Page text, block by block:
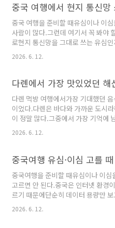
이파이로는구글, 유튜브 같은 해외
은무조건 가격보다해외 앱 사용 가능
저 봐야 한다.중국여행 유심·이심 고
국여행용 유심이나 이심을 고를 때는
있는지 확인하는 게 좋다.카카오톡 가
가능반대로“중국 데이터 가능”이라
고구글·유튜브 가능 여부가 안 적..
중국 여행을 준비할 때유심이나 이
사람이 많다.그런데 여기서 꼭 봐야
로현지 통신망을 그대로 쓰는 유심
외망·로밍망을 경유하는 상품인지다.
에서는단순히 데이터가 되는 것보다
행용 유심을 고른다면현지 통신망만
수 있다중국 본토에서는유튜브, 구
램, 페이스북 같은해외 서비스 접속
경우가 많다.중국의 인터넷 검열 시
하는Great Firewall 때문에일부 해
Google, Facebook, WhatsApp,
2026. 6. 12.
다롄 먹방 여행에서가장 기대했던
이었다.다롄은 바다와 가까운 도시
이 정말 많다.그중에서 가장 기억에
완바오 해산물이었다.중국어 이름은
舫,영어로는 WanBao Seafood
다롄 해산물 맛집을 검색하면자주 나
다.관광객도 많이 찾지만,현지인 모임
식사 장소로도많이 언급되는 곳이다
시장 식당이라기보다는규모가 크고
물 전문점 느낌이었다.처음 다롄에
먹는다면너무 허름한 곳보다이런 식
2026. 6. 12.
중국여행을 준비할 때유심이나 이심
고르면 안 된다.중국은 인터넷 환경
르기 때문에단순히 데이터 용량만
글, 인스타그램을사용할 계획이라면
2026. 6. 12.